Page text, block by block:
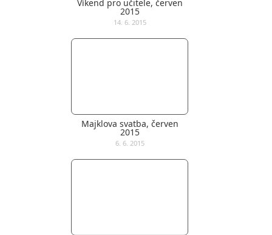
Víkend pro učitele, červen
2015
14. 6. 2015
Majklova svatba, červen
2015
6. 6. 2015